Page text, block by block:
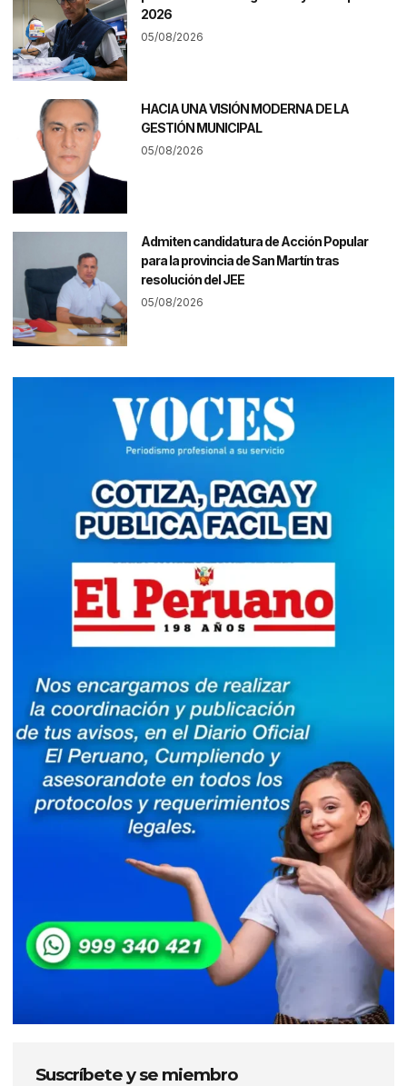
2026
05/08/2026
HACIA UNA VISIÓN MODERNA DE LA
GESTIÓN MUNICIPAL
05/08/2026
Admiten candidatura de Acción Popular
para la provincia de San Martín tras
resolución del JEE
05/08/2026
Suscríbete y se miembro